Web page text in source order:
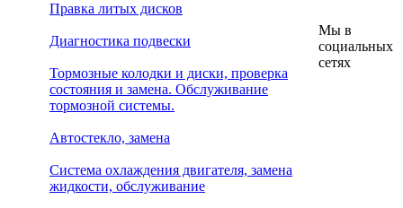
Правка литых дисков
Диагностика подвески
Тормозные колодки и диски, проверка
состояния и замена. Обслуживание
тормозной системы.
Автостекло, замена
Система охлаждения двигателя, замена
жидкости, обслуживание
Мы в
социальных
сетях